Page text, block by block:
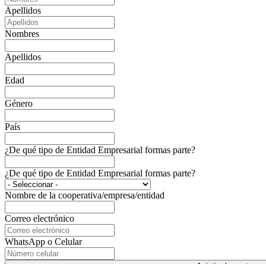
Apellidos
Nombres
Apellidos
Edad
Género
País
¿De qué tipo de Entidad Empresarial formas parte?
¿De qué tipo de Entidad Empresarial formas parte?
Nombre de la cooperativa/empresa/entidad
Correo electrónico
WhatsApp o Celular